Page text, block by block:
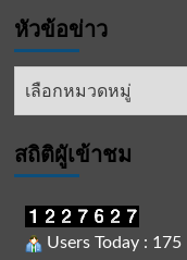
หัวข้อข่าว
หัวข้อ
สถิติผูัเข้าชม
Users Today : 175